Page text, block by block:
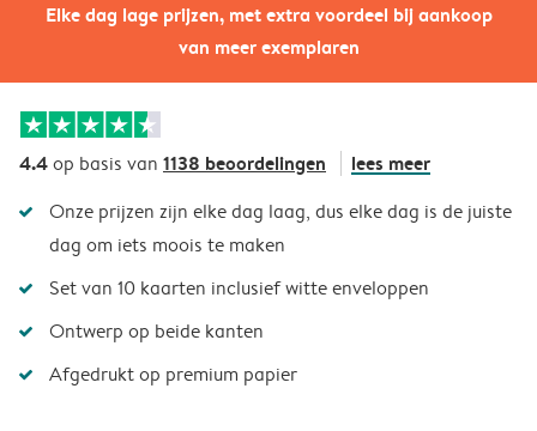
Elke dag lage prijzen, met extra voordeel bij aankoop
van meer exemplaren
4.4op basis van 1138 beoordelingen lees meer
Onze prijzen zijn elke dag laag, dus elke dag is de juiste
dag om iets moois te maken
Set van 10 kaarten inclusief witte enveloppen
Ontwerp op beide kanten
Afgedrukt op premium papier